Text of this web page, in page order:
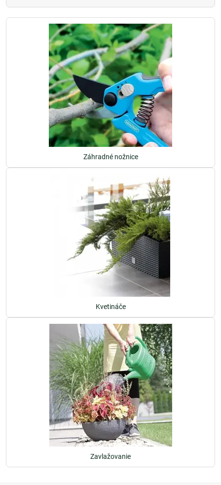
Záhradné nožnice
Kvetináče
Zavlažovanie